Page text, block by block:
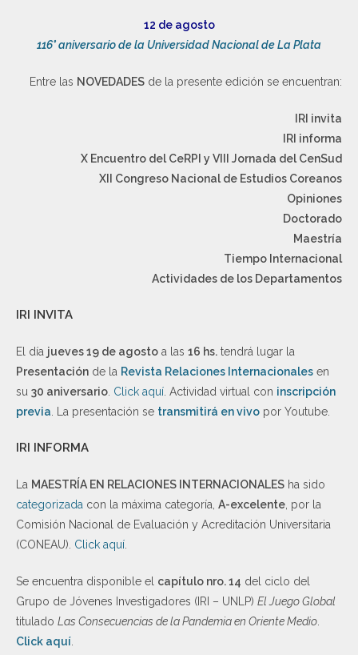
12 de agosto
116° aniversario de la Universidad Nacional de La Plata
Entre las NOVEDADES de la presente edición se encuentran:
IRI invita
IRI informa
X Encuentro del CeRPI y VIII Jornada del CenSud
XII Congreso Nacional de Estudios Coreanos
Opiniones
Doctorado
Maestría
Tiempo Internacional
Actividades de los Departamentos
IRI INVITA
El día jueves 19 de agosto a las 16 hs. tendrá lugar la
Presentación de la Revista Relaciones Internacionales en
su 30 aniversario Click aquí . Actividad virtual con inscripción
previa . La presentación se transmitirá en vivo por Youtube.
IRI INFORMA
La MAESTRÍA EN RELACIONES INTERNACIONALES ha sido
categorizada con la máxima categoría, A-excelente , por la
Comisión Nacional de Evaluación y Acreditación Universitaria
(CONEAU). Click aquí
Se encuentra disponible el capítulo nro. 14 del ciclo del
Grupo de Jóvenes Investigadores (IRI – UNLP) El Juego Global
titulado Las Consecuencias de la Pandemia en Oriente Medio
Click aquí